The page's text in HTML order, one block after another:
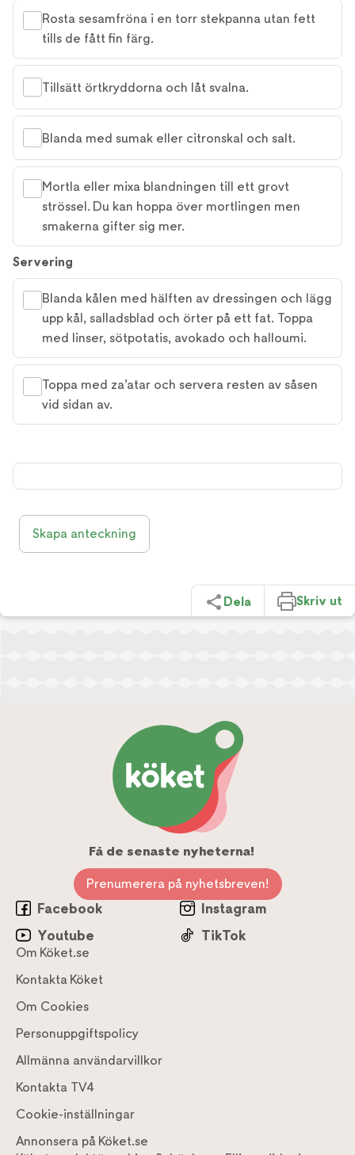
Rosta sesamfröna i en torr stekpanna utan fett
tills de fått fin färg.
Tillsätt örtkryddorna och låt svalna.
Blanda med sumak eller citronskal och salt.
Mortla eller mixa blandningen till ett grovt
strössel. Du kan hoppa över mortlingen men
smakerna gifter sig mer.
Servering
Blanda kålen med hälften av dressingen och lägg
upp kål, salladsblad och örter på ett fat. Toppa
med linser, sötpotatis, avokado och halloumi.
Toppa med za’atar och servera resten av såsen
vid sidan av.
Skapa anteckning
Dela Skriv ut
Få de senaste nyheterna!
Prenumerera på nyhetsbreven!
Facebook
Instagram
Youtube
TikTok
Om Köket.se
Kontakta Köket
Om Cookies
Personuppgiftspolicy
Allmänna användarvillkor
Kontakta TV4
Cookie-inställningar
Annonsera på Köket.se